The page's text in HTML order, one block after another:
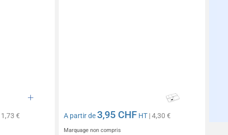
1,73 € A partir de3,95 CHF HT| 4,30 €
Marquage non compris